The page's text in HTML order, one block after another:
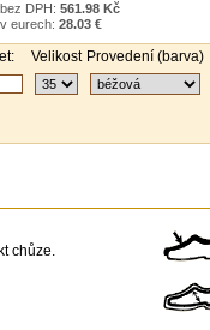
DPH: 561.98 Kč
eurech: 28.03 €
Velikost Provedení (barva)
chůze.